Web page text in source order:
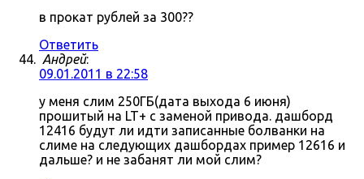
в прокат рублей за 300??
Ответить
Андрей:
09.01.2011 в 22:58
у меня слим 250ГБ(дата выхода 6 июня)
прошитый на LT+ с заменой привода. дашборд
12416 будут ли идти записанные болванки на
слиме на следующих дашбордах пример 12616 и
дальше? и не забанят ли мой слим?